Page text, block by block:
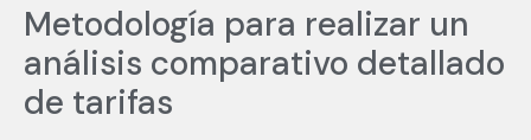
Metodología para realizar un
análisis comparativo detallado
de tarifas